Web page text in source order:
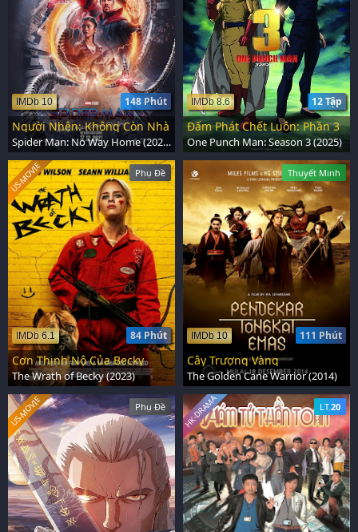
148 Phút
IMDb 10
Người Nhện: Không Còn Nhà
Spider Man: No Way Home (2021)
12 Tập
IMDb 8.6
Đấm Phát Chết Luôn: Phần 3
One Punch Man: Season 3 (2025)
Phụ Đề
84 Phút
IMDb 6.1
US-MOVIE
Cơn Thịnh Nộ Của Becky
The Wrath of Becky (2023)
Thuyết Minh
111 Phút
IMDb 10
Cây Trượng Vàng
The Golden Cane Warrior (2014)
Phụ Đề
US-MOVIE LT.20
HK-DRAMA